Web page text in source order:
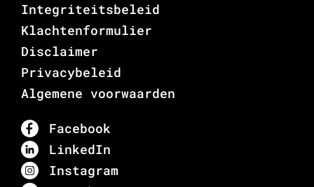
Integriteitsbeleid
Klachtenformulier
Disclaimer
Privacybeleid
Algemene voorwaarden
Facebook
LinkedIn
Instagram